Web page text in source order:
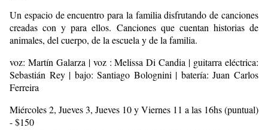
Un espacio de encuentro para la familia disfrutando de canciones
creadas con y para ellos. Canciones que cuentan historias de
animales, del cuerpo, de la escuela y de la familia.
voz: Martín Galarza | voz : Melissa Di Candia | guitarra eléctrica:
Sebastián Rey | bajo: Santiago Bolognini | batería: Juan Carlos
Ferreira
Miércoles 2, Jueves 3, Jueves 10 y Viernes 11 a las 16hs (puntual)
- $150